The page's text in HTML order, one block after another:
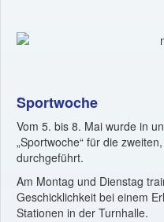
Sportwoche
Vom 5. bis 8. Mai wurde in
„Sportwoche“ für die
durchgeführt.
Am Montag und Dienstag
Geschicklichkeit bei einem
Stationen in der Turnhalle.